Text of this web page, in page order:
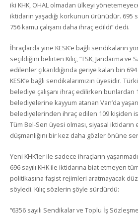
iki KHK, OHAL olmadan ülkeyi
iktidarın yaşadığı korkunun ürünüdür. 695
756 kamu çalışanı daha ihraç edildi” dedi.
İhraçlarda yine KESK’e bağlı sendikaların
seçildiğini belirten Kılıç, “TSK, Jandarma ve
edilenler çıkarıldığında geriye kalan bin
KESK’e bağlı sendikalarımızın üyesidir.
belediye çalışanı ihraç edilirken bunlardan
belediyelerine kayyum atanan Van’da
belediyelerinden ihraç edilen 109 kişiden
Tüm Bel-Sen üyesi olması, siyasal
düşmanlığını bir kez daha gözler önüne
Yeni KHK’ler ile sadece ihraçların
696 sayılı KHK ile iktidarına biat etmeyen
politikasına faşist rejimleri aratmayacak
söyledi. Kılıç sözlerin şöyle sürdürdü:
“6356 sayılı Sendikalar ve Toplu İş